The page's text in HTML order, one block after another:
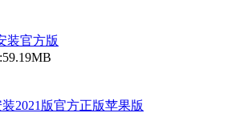
装官方版
2021版官方正版苹果版